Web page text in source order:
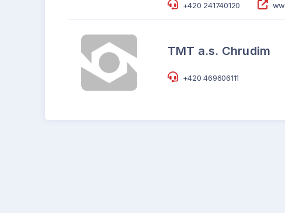
+420 241740120
TMT a.s. Chrudim
+420 469606111